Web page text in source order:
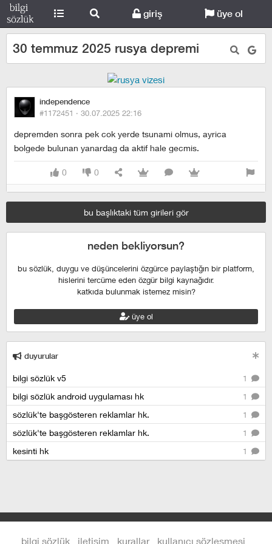
giriş üye ol
30 temmuz 2025 rusya depremi
independence
#1172451 · 30.07.2025 22:16
depremden sonra pek cok yerde tsunami olmus, ayrica
bolgede bulunan yanardag da aktif hale gecmis.
0 0
bu başlıktaki tüm girileri gör
neden bekliyorsun?
bu sözlük, duygu ve düşüncelerini özgürce paylaştığın bir platform,
hislerini tercüme eden özgür bilgi kaynağıdır.
katkıda bulunmak istemez misin?
üye ol
duyurular
1
bilgi sözlük v5
1
bilgi sözlük android uygulaması hk
1
sözlük'te başgösteren reklamlar hk.
1
sözlük'te başgösteren reklamlar hk.
1
kesinti hk
bilgi sözlük iletişim kurallar kullanıcı sözleşmesi